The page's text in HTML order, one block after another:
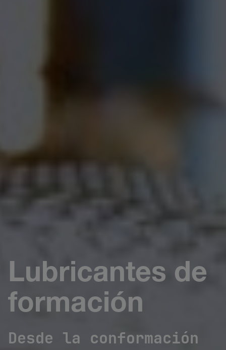
Lubricantes de
formación
Desde la conformación